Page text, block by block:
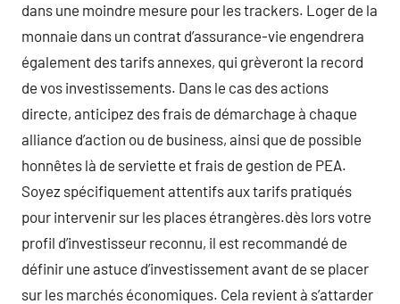
dans une moindre mesure pour les trackers. Loger de la
monnaie dans un contrat d’assurance-vie engendrera
également des tarifs annexes, qui grèveront la record
de vos investissements. Dans le cas des actions
directe, anticipez des frais de démarchage à chaque
alliance d’action ou de business, ainsi que de possible
honnêtes là de serviette et frais de gestion de PEA.
Soyez spécifiquement attentifs aux tarifs pratiqués
pour intervenir sur les places étrangères.dès lors votre
profil d’investisseur reconnu, il est recommandé de
définir une astuce d’investissement avant de se placer
sur les marchés économiques. Cela revient à s’attarder